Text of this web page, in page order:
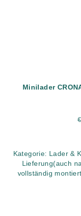
Minilader
Kategorie: Lader &
Lieferung(auch
vollständig